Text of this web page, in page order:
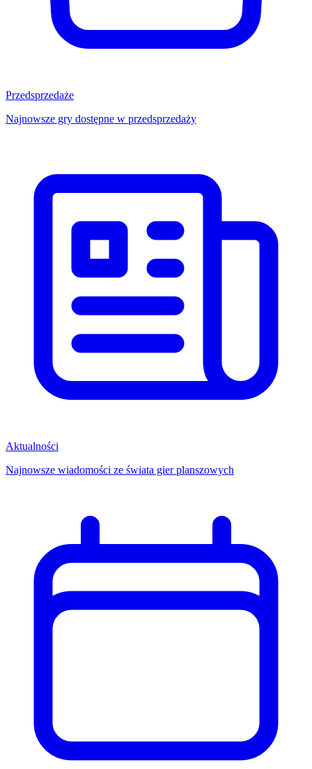
Przedsprzedaże
Najnowsze gry dostępne w przedsprzedaży
Aktualności
Najnowsze wiadomości ze świata gier planszowych